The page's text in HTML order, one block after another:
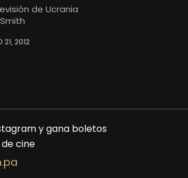
de Ucrania
21, 2012
y gana boletos
cine